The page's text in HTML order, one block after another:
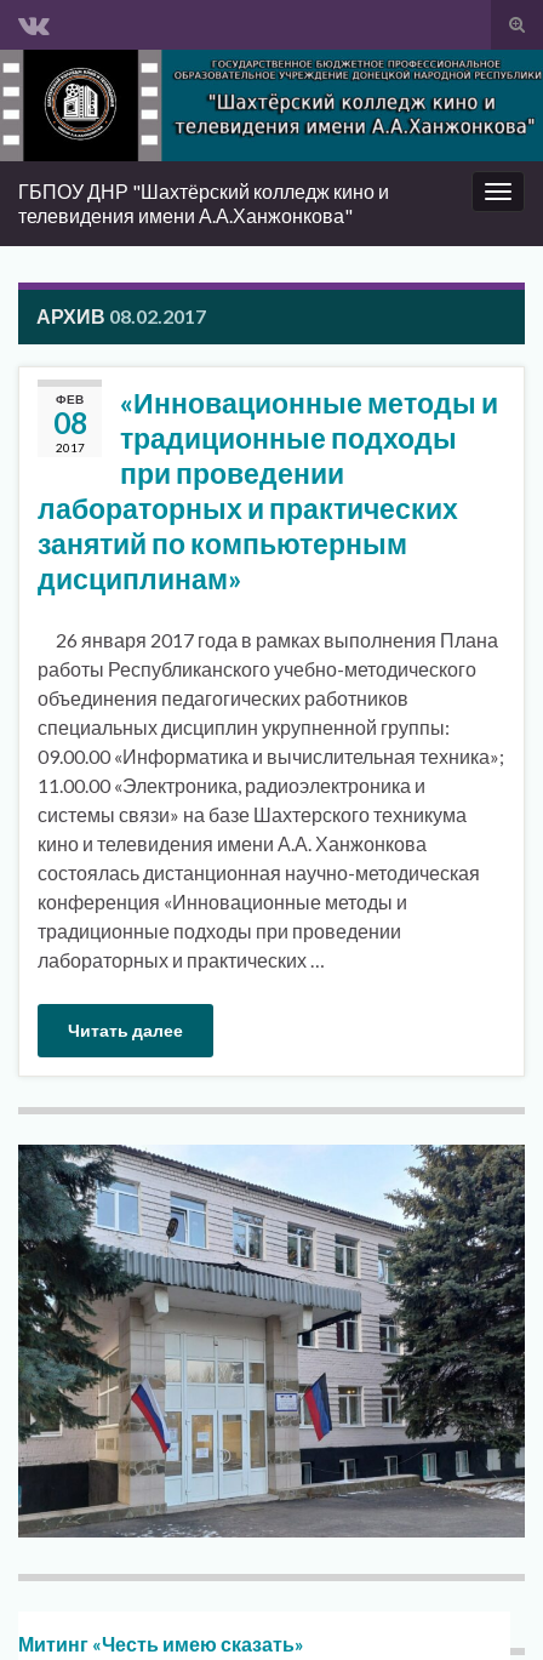
Вкл/
Search for:
Вкл/
ГБПОУ ДНР "Шахтёрский колледж кино и
телевидения имени А.А.Ханжонкова"
АРХИВ 08.02.2017
ФЕВ
08
2017
«Инновационные методы и
традиционные подходы
при проведении
лабораторных и практических
занятий по компьютерным
дисциплинам»
26 января 2017 года в рамках выполнения Плана
работы Республиканского учебно-методического
объединения педагогических работников
специальных дисциплин укрупненной группы:
09.00.00 «Информатика и вычислительная техника»;
11.00.00 «Электроника, радиоэлектроника и
системы связи» на базе Шахтерского техникума
кино и телевидения имени А.А. Ханжонкова
состоялась дистанционная научно-методическая
конференция «Инновационные методы и
традиционные подходы при проведении
лабораторных и практических …
Читать далее
Митинг «Честь имею сказать»